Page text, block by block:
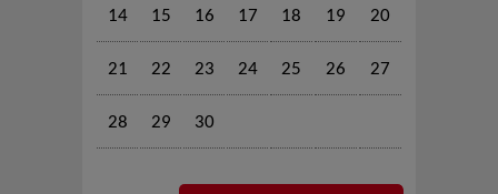
14 15 16 17 18 19 20
21 22 23 24 25 26 27
28 29 30